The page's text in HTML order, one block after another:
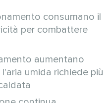
consumano il
per combattere
aumentano
umida richiede più